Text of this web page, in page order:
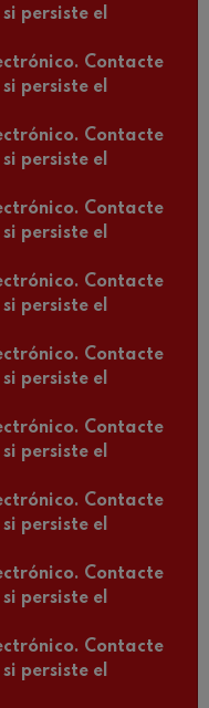
persiste el
Contacte
persiste el
Contacte
persiste el
Contacte
persiste el
Contacte
persiste el
Contacte
persiste el
Contacte
persiste el
Contacte
persiste el
Contacte
persiste el
Contacte
persiste el